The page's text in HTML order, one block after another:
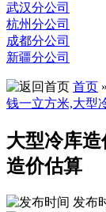
武汉分公司
杭州分公司
成都分公司
新疆分公司
首页 »
钱一立方米,大型
大型冷库
造价估算
发布